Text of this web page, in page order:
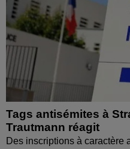
Tags antisémites à
Trautmann réagit
Des inscriptions à caractère